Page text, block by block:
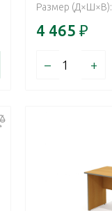
Размер (Д×Ш×В):
4 465 ₽
– +